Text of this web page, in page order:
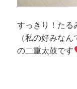
すっきり！たる
（私の好みな
の二重太鼓です